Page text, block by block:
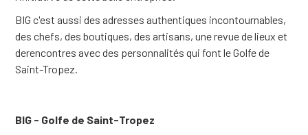
BIG c'est aussi des adresses authentiques incontournables,
des chefs, des boutiques, des artisans, une revue de lieux et
derencontres avec des personnalités qui font le Golfe de
Saint-Tropez.
BIG - Golfe de Saint-Tropez